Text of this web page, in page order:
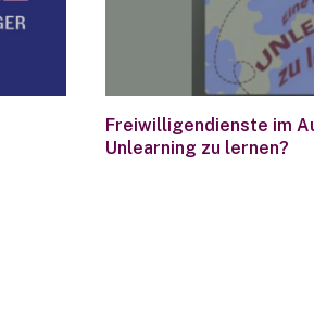
Freiwilligendienste im
Unlearning zu lernen?